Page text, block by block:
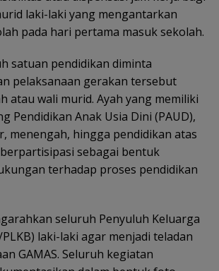
laki-laki yang mengantarkan
pada hari pertama masuk sekolah.
satuan pendidikan diminta
pelaksanaan gerakan tersebut
atau wali murid. Ayah yang memiliki
Pendidikan Anak Usia Dini (PAUD),
menengah, hingga pendidikan atas
sebagai bentuk
terhadap proses pendidikan
seluruh Penyuluh Keluarga
laki-laki agar menjadi teladan
GAMAS. Seluruh kegiatan